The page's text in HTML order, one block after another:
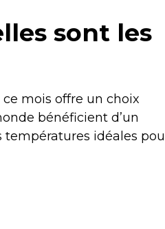
sont les
mois offre un choix
bénéficient d’un
températures idéales